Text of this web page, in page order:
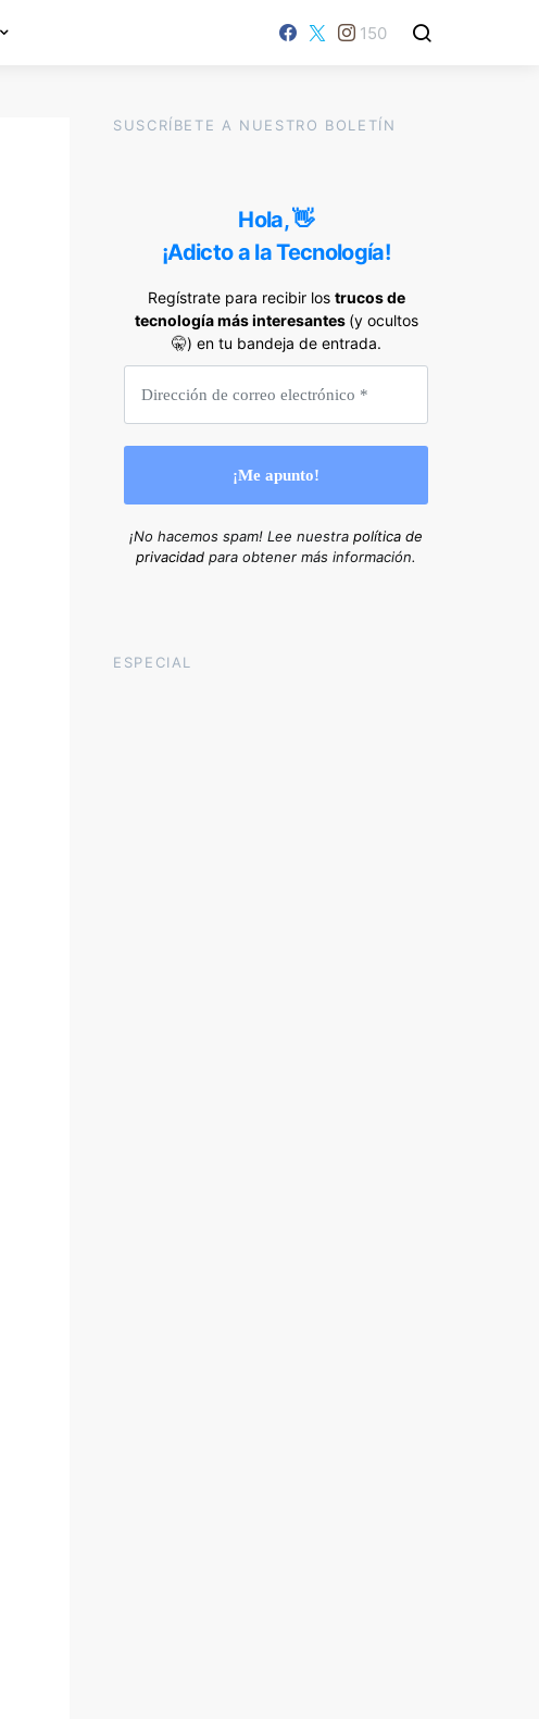
150
SUSCRÍBETE A NUESTRO BOLETÍN
Hola, 👋
¡Adicto a la Tecnología!
Regístrate para recibir los trucos de
tecnología más interesantes (y ocultos
🤫) en tu bandeja de entrada.
¡No hacemos spam! Lee nuestra política de
privacidad para obtener más información.
ESPECIAL